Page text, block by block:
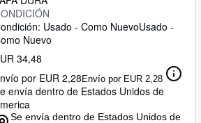
Usado - Como NuevoUsado -
Nuevo
34,48
por EUR 2,28Envío por EUR 2,28
envía dentro de Estados Unidos de
Se envía dentro de Estados Unidos de